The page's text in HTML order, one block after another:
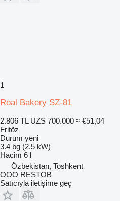
1
Roal Bakery SZ-81
2.806 TL UZS 700.000 ≈ €51,04
Fritöz
Durum yeni
3.4 bg (2.5 kW)
Hacim 6 l
Özbekistan, Toshkent
OOO RESTOB
Satıcıyla iletişime geç